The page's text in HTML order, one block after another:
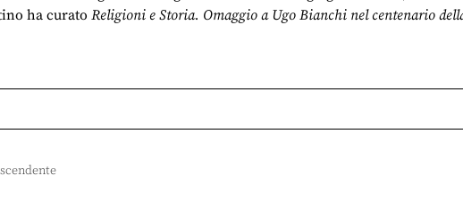
ha curato Religioni e Storia. Omaggio a Ugo Bianchi nel centenario